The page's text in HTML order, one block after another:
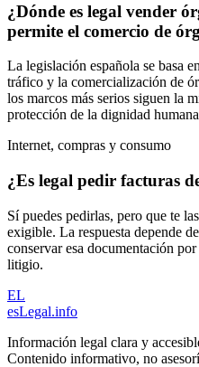
¿Dónde es legal vender
permite el comercio de
La legislación española se basa
tráfico y la comercialización de
los marcos más serios siguen la
protección de la dignidad
Internet, compras y consumo
¿Es legal pedir facturas
Sí puedes pedirlas, pero que te
exigible. La respuesta depende
conservar esa documentación
litigio.
EL
esLegal.info
Información legal clara y
Contenido informativo, no